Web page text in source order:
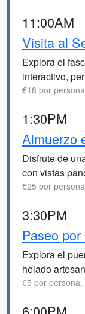
11:00AM
Visita al
Explora el
interactivo,
€18 por
1:30PM
Almuerzo
Disfrute de
con vistas
€25 por
3:30PM
Paseo
Explora el
helado
€5 por